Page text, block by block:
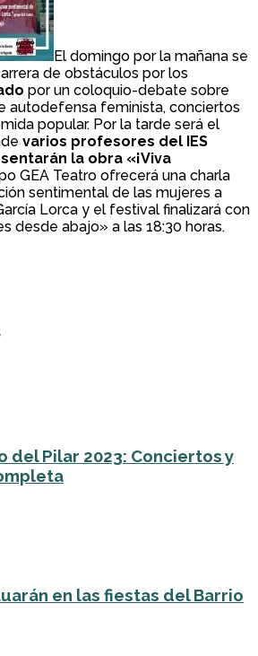
El domingo por la mañana se
de obstáculos por los
por un coloquio-debate sobre
autodefensa feminista, conciertos
popular. Por la tarde será el
varios profesores del IES
la obra «¡Viva
GEA Teatro ofrecerá una charla
sentimental de las mujeres a
Lorca y el festival finalizará con
desde abajo» a las 18:30 horas.
del Pilar 2023: Conciertos y
en las fiestas del Barrio